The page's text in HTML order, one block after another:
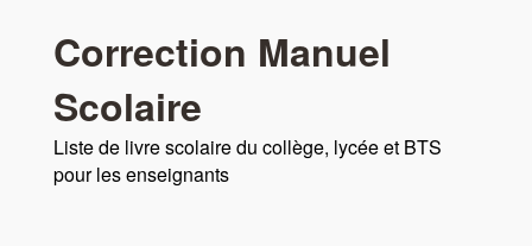
Correction Manuel
Scolaire
Liste de livre scolaire du collège, lycée et BTS
pour les enseignants